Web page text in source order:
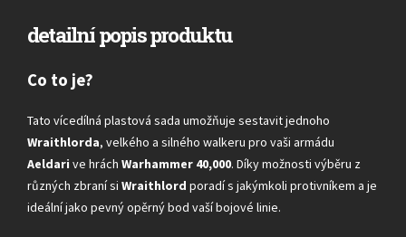
detailní popis produktu
Co to je?
Tato vícedílná plastová sada umožňuje sestavit jednoho
Wraithlorda, velkého a silného walkeru pro vaši armádu
Aeldari ve hrách Warhammer 40,000. Díky možnosti výběru z
různých zbraní si Wraithlord poradí s jakýmkoli protivníkem a je
ideální jako pevný opěrný bod vaší bojové linie.